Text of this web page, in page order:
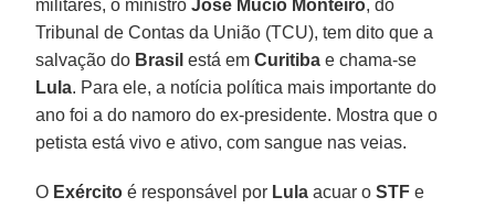
militares, o ministroJosé Múcio Monteiro, do
Tribunal de Contas da União (TCU), tem dito que a
salvação do Brasil está emCuritiba e chama-se
Lula. Para ele, a notícia política mais importante do
ano foi a do namoro do ex-presidente. Mostra que o
petista está vivo e ativo, com sangue nas veias.
O Exército é responsável por Lula acuar oSTF e